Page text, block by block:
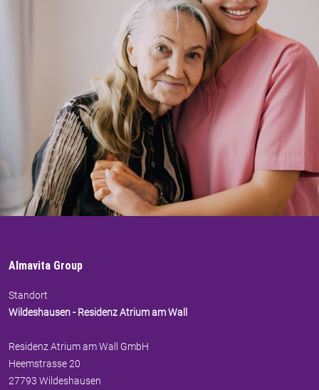
Almavita Group
Standort
Wildeshausen - Residenz Atrium am Wall
Residenz Atrium am Wall GmbH
Heemstrasse 20
27793 Wildeshausen